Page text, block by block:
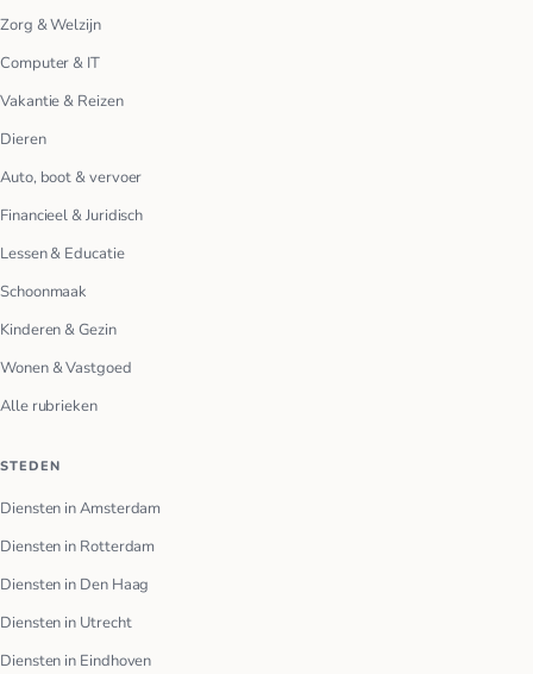
Zorg & Welzijn
Computer & IT
Vakantie & Reizen
Dieren
Auto, boot & vervoer
Financieel & Juridisch
Lessen & Educatie
Schoonmaak
Kinderen & Gezin
Wonen & Vastgoed
Alle rubrieken
STEDEN
Diensten in Amsterdam
Diensten in Rotterdam
Diensten in Den Haag
Diensten in Utrecht
Diensten in Eindhoven